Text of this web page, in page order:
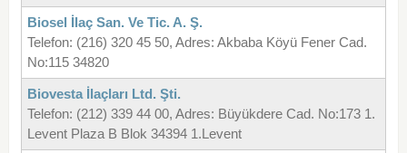
Biosel İlaç San. Ve Tic. A. Ş.
Telefon: (216) 320 45 50, Adres: Akbaba Köyü Fener Cad.
No:115 34820
Biovesta İlaçları Ltd. Şti.
Telefon: (212) 339 44 00, Adres: Büyükdere Cad. No:173 1.
Levent Plaza B Blok 34394 1.Levent